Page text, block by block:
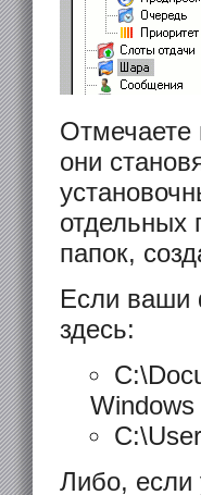
Отмечаете
они
отдельных
папок,
Если ваши
здесь:
Windows
Либо, если